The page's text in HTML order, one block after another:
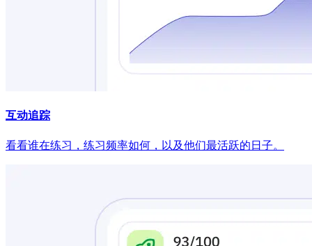
互动追踪
看看谁在练习，练习频率如何，以及他们最活跃的日子。